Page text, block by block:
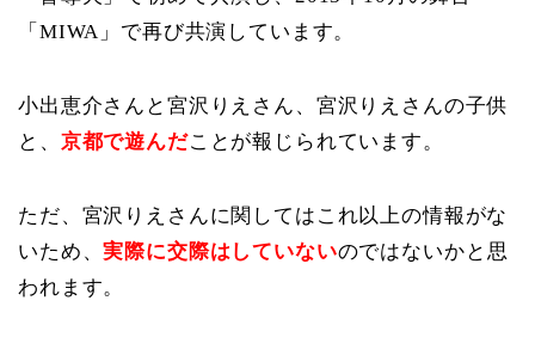
「MIWA」で再び共演しています。
小出恵介さんと宮沢りえさん、宮沢りえさんの子供
と、 京都で遊んだことが報じられています。
ただ、宮沢りえさんに関してはこれ以上の情報がな
いため、実際に交際はしていないのではないかと思
われます。